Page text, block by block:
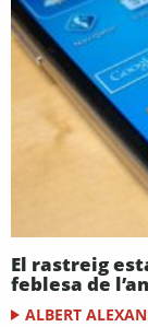
El rastreig
feblesa de
ALBERT